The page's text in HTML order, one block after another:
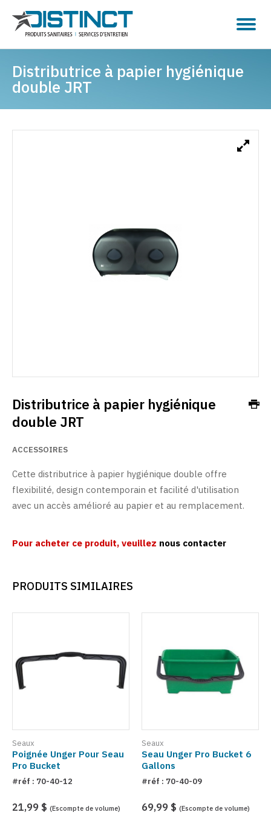
Distributrice à papier hygiénique
double JRT
Distributrice à papier hygiénique
double JRT
ACCESSOIRES
Cette distributrice à papier hygiénique double offre
flexibilité, design contemporain et facilité d'utilisation
avec un accès amélioré au papier et au remplacement.
Pour acheter ce produit, veuillez nous contacter
PRODUITS SIMILAIRES
Seaux
Poignée Unger Pour Seau
Pro Bucket
#réf : 70-40-12
21,99 $ (Escompte de volume)
Seaux
Seau Unger Pro Bucket 6
Gallons
#réf : 70-40-09
69,99 $ (Escompte de volume)